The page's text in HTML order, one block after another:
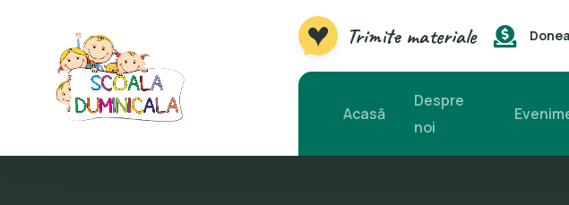
Trimite materiale
Acasă
Despre
noi